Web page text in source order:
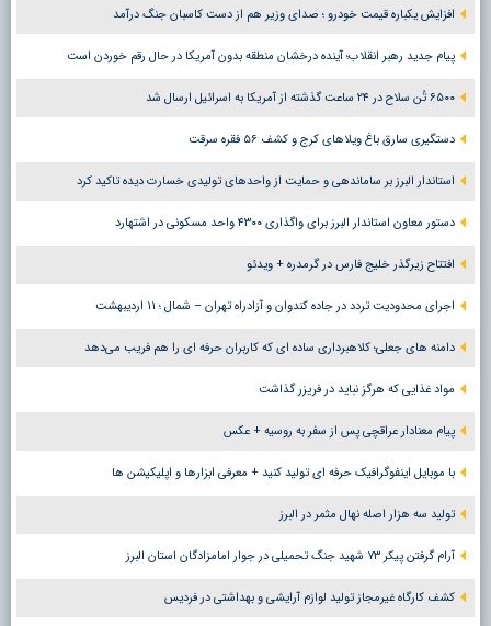
افزایش یکباره قیمت خودرو ؛ صدای وزیر هم از دست کاسبان جنگ درآمد
پیام جدید رهبر انقلاب؛ آینده درخشان منطقه بدون آمریکا در حال رقم خوردن است
۶۵۰۰ تُن سلاح در ۲۴ ساعت گذشته از آمریکا به اسرائیل ارسال شد
دستگیری سارق باغ ویلاهای کرج و کشف ۵۶ فقره سرقت
استاندار البرز بر ساماندهی و حمایت از واحدهای تولیدی خسارت دیده تاکید کرد
دستور معاون استاندار البرز برای واگذاری ۴۳۰۰ واحد مسکونی در اشتهارد
افتتاح زیرگذر خلیج فارس در گرمدره + ویدئو
اجرای محدودیت تردد در جاده کندوان و آزادراه تهران – شمال ؛ ١١ اردیبهشت
دامنه های جعلی؛ کلاهبرداری ساده ای که کاربران حرفه ای را هم فریب می‌دهد
مواد غذایی که هرگز نباید در فریزر گذاشت
پیام معنادار عراقچی پس از سفر به روسیه + عکس
با موبایل اینفوگرافیک حرفه ای تولید کنید + معرفی ابزارها و اپلیکیشن ها
تولید سه هزار اصله نهال مثمر در البرز
آرام گرفتن پیکر ۷۳ شهید جنگ تحمیلی در جوار امامزادگان استان البرز
کشف کارگاه غیرمجاز تولید لوازم آرایشی و بهداشتی در فردیس